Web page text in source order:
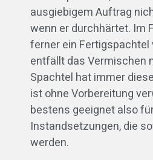
ausgiebigem Auftrag
wenn er durchhärtet. Im
ferner ein Fertigspachtel
entfällt das Vermischen
Spachtel hat immer
ist ohne Vorbereitung
bestens geeignet also
Instandsetzungen, die
werden.